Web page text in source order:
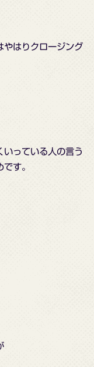
やはりクロージング
いっている人の言う
す。